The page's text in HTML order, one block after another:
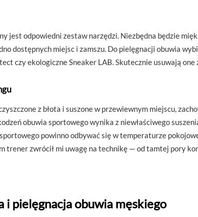
jest odpowiedni zestaw narzędzi. Niezbędna będzie
dostępnych miejsc i zamszu. Do pielęgnacji obuwia
czy ekologiczne Sneaker LAB. Skutecznie usuwają
z błota i suszone w przewiewnym miejscu,
obuwia sportowego wynika z niewłaściwego
powinno odbywać się w temperaturze
trener zwrócił mi uwagę na technikę — od tamtej pory
i pielęgnacja obuwia męskiego